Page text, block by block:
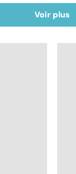
Voir plus